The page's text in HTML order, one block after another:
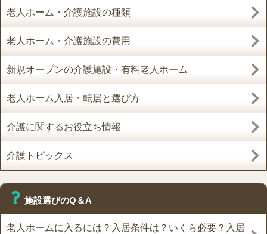
老人ホーム・介護施設の種類
老人ホーム・介護施設の費用
新規オープンの介護施設・有料老人ホーム
老人ホーム入居・転居と選び方
介護に関するお役立ち情報
介護トピックス
施設選びのQ＆A
老人ホームに入るには？入居条件は？いくら必要？入居